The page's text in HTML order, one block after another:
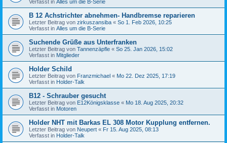
Verfasst in Alles um die B-Serie
B 12 Achstrichter abnehmen- Handbremse reparieren
Letzter Beitrag von zirkuszansiba « So 1. Feb 2026, 10:25
Verfasst in Alles um die B-Serie
Suchende Grüße aus Unterfranken
Letzter Beitrag von Tannenzäpfle « So 25. Jan 2026, 15:02
Verfasst in Mitglieder
Holder Schild
Letzter Beitrag von Franzmichael « Mo 22. Dez 2025, 17:19
Verfasst in Holder-Talk
B12 - Schrauber gesucht
Letzter Beitrag von E12Königsklasse « Mo 18. Aug 2025, 20:32
Verfasst in Motoren
Holder NHT mit Barkas EL 308 Motor Kupplung entfernen.
Letzter Beitrag von Neupert « Fr 15. Aug 2025, 08:13
Verfasst in Holder-Talk